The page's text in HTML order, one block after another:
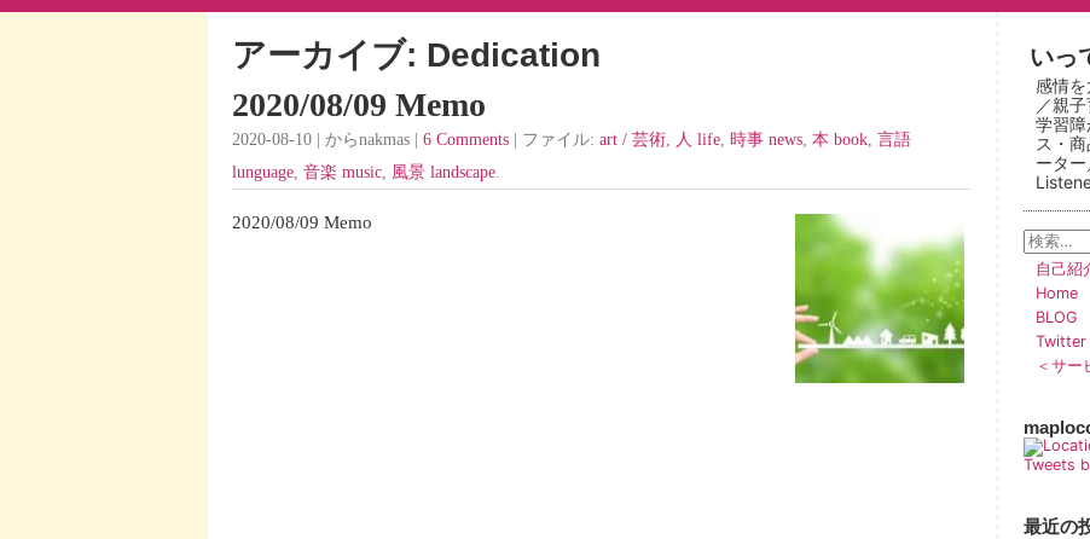
アーカイブ: Dedication
2020/08/09 Memo
2020-08-10 | からnakmas | 6 Comments | ファイル: art / 芸術, 人 life, 時事 news, 本 book, 言語
lunguage, 音楽 music, 風景 landscape.
2020/08/09 Memo
いっ
感情
／親
学習
ス・
ータ
自己紹
Home
BLOG
Twitter
＜サー
Tweets
最近の